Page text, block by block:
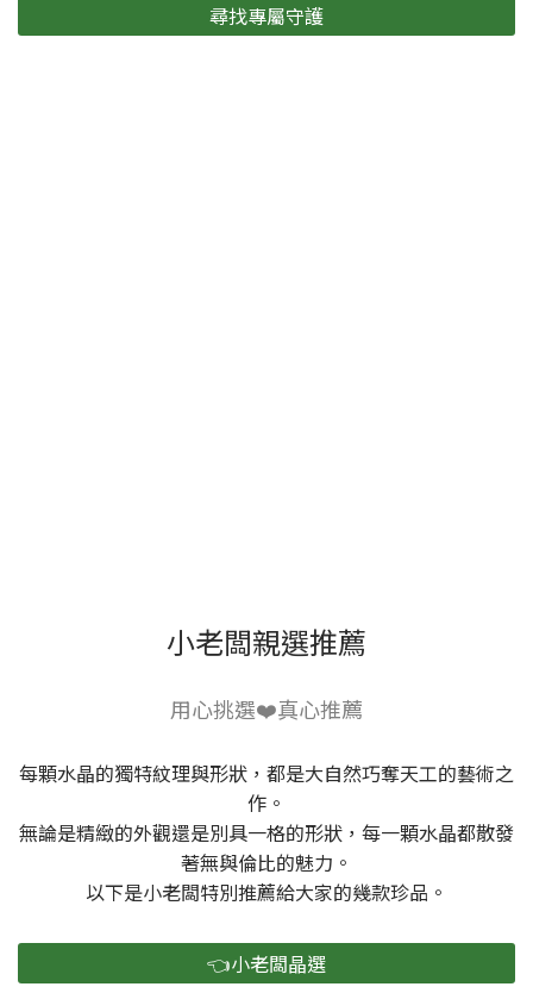
尋找專屬守護
小老闆親選推薦
用心挑選❤️真心推薦
每顆水晶的獨特紋理與形狀，都是大自然巧奪天工的藝術之
作。
無論是精緻的外觀還是別具一格的形狀，每一顆水晶都散發
著無與倫比的魅力。
以下是小老闆特別推薦給大家的幾款珍品。
👈小老闆晶選